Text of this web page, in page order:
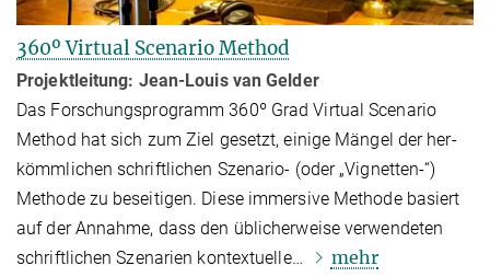
360º Virtual Scenario Method
Projektleitung: Jean-Louis van Gelder
Das Forschungsprogramm 360º Grad Virtual Scenario
Method hat sich zum Ziel gesetzt, einige Mängel der her­
kömm­li­chen schriftlichen Szenario- (oder „Vignet­ten-“)
Methode zu beseitigen. Diese immersive Methode basiert
auf der Annah­me, dass den üblicherweise verwendeten
schriftlichen Szenarien kontextuelle…
mehr